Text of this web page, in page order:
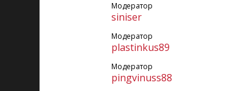
Модератор
siniser
Модератор
plastinkus89
Модератор
pingvinuss88